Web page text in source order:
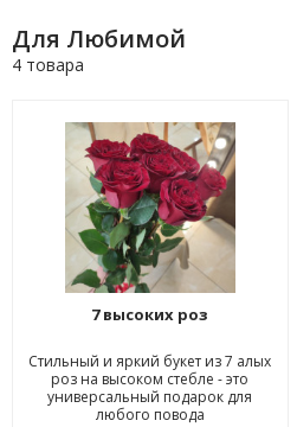
Для Любимой
4 товара
7 высоких роз
Стильный и яркий букет из 7 алых
роз на высоком стебле - это
универсальный подарок для
любого повода